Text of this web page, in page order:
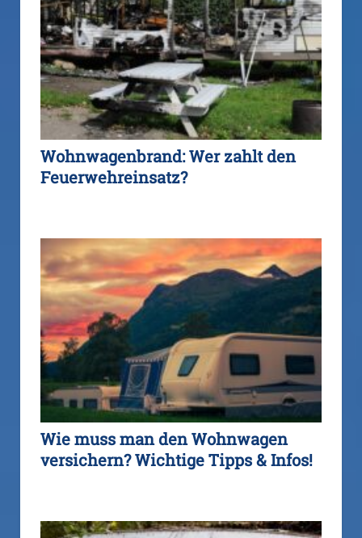
Wohnwagenbrand: Wer zahlt den
Feuerwehreinsatz?
Wie muss man den Wohnwagen
versichern? Wichtige Tipps & Infos!